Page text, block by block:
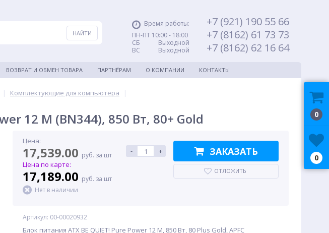
Время работы:
ПН-ПТ 10:00 - 18:00
СБ Выходной
ВС Выходной
+7 (921) 190 55 66
+7 (8162) 61 73 73
+7 (8162) 62 16 64
ВОЗВРАТ И ОБМЕН ТОВАРА ПАРТНЁРАМ О КОМПАНИИ КОНТАКТЫ
| Комплектующие для компьютера
|
12 M (BN344), 850 Вт, 80+ Gold
Цена:
17,539.00 руб. за шт
Цена по карте:
17,189.00 руб. за шт
Нет в наличии
- + ЗАКАЗАТЬ
ОТЛОЖИТЬ
Артикул: 00-00020932
Блок питания ATX BE QUIET! Pure Power 12 M, 850 Вт, 80 Plus Gold, APFC
0
0